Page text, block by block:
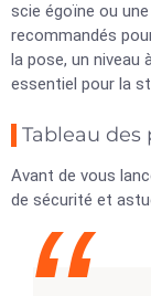
scie égoïne ou
recommandés
la pose, un niveau
essentiel pour la
Tableau des
Avant de vous
de sécurité et